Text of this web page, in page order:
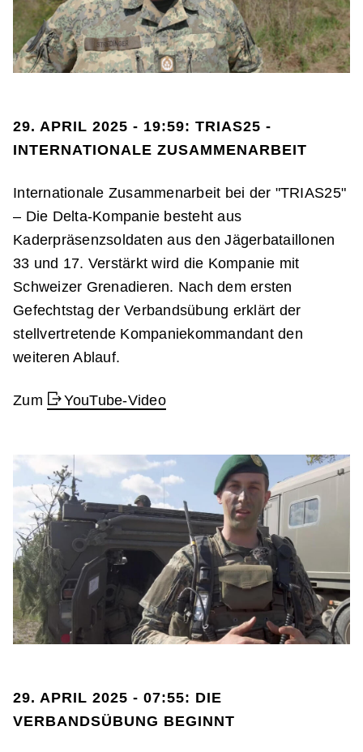
29. APRIL 2025 - 19:59: TRIAS25 -
INTERNATIONALE ZUSAMMENARBEIT
Internationale Zusammenarbeit bei der "TRIAS25"
– Die Delta-Kompanie besteht aus
Kaderpräsenzsoldaten aus den Jägerbataillonen
33 und 17. Verstärkt wird die Kompanie mit
Schweizer Grenadieren. Nach dem ersten
Gefechtstag der Verbandsübung erklärt der
stellvertretende Kompaniekommandant den
weiteren Ablauf.
Zum YouTube-Video
29. APRIL 2025 - 07:55: DIE
VERBANDSÜBUNG BEGINNT